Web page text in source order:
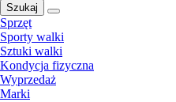
Szukaj
Sprzęt
Sporty walki
Sztuki walki
Kondycja fizyczna
Wyprzedaż
Marki